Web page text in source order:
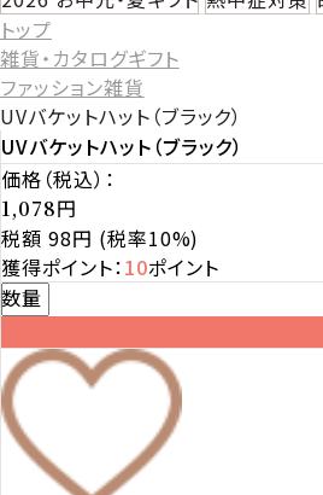
トップ
雑貨・カタログギフト
ファッション雑貨
UVバケットハット（ブラック）
UVバケットハット（ブラック）
価格（税込）：
1,078円
税額 98円 (税率10%)
獲得ポイント：10ポイント
数量